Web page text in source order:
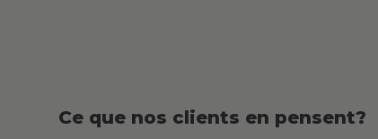
Ce que nos clients en pensent?